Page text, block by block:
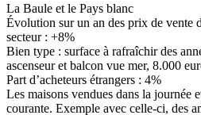
La Baule et le Pays blanc
Évolution sur un an des prix de vente
secteur : +8%
Bien type : surface à rafraîchir des
ascenseur et balcon vue mer, 8.000
Part d’acheteurs étrangers : 4%
Les maisons vendues dans la journée
courante. Exemple avec celle-ci, des